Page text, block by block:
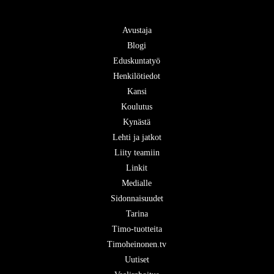
Avustaja
Blogi
Eduskuntatyö
Henkilötiedot
Kansi
Koulutus
Kynästä
Lehti ja jatkot
Liity teamiin
Linkit
Medialle
Sidonnaisuudet
Tarina
Timo-tuotteita
Timoheinonen.tv
Uutiset